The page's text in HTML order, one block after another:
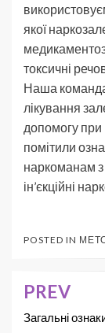
якої
токсичні
Наша
лікування
допомогу при
помітили
наркоманам
ін’єкційні
POSTED IN
PREV
Загальні